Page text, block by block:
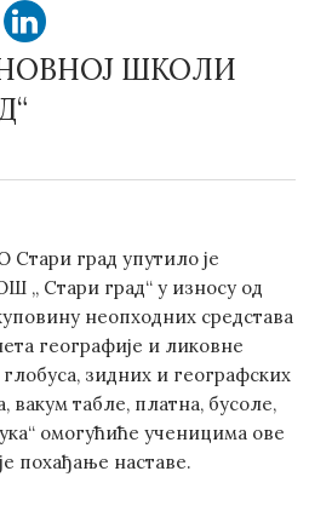
ШКОЛИ
град упутило је
„ Стари град“ у износу од
неопходних средстава
географије и ликовне
зидних и географских
вакум табле, платна, бусоле,
омогућиће ученицима ове
похађање наставе.